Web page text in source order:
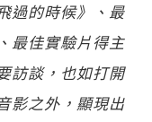
過的時候》、最
最佳實驗片得主
訪談，也如打開
影之外，顯現出